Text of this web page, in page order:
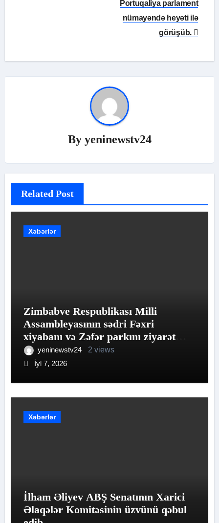
Portuqaliya parlament
nümayəndə heyəti ilə
görüşüb.
By yeninewstv24
Related Post
Xəbərlər
Zimbabve Respublikası Milli
Assambleyasının sədri Fəxri
xiyabanı və Zəfər parkını ziyarət
edibyeninewstv24
2 views
İyl 7, 2026
Xəbərlər
İlham Əliyev ABŞ Senatının Xarici
Əlaqələr Komitəsinin üzvünü qəbul